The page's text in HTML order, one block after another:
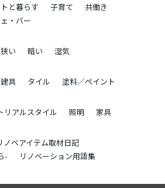
と暮らす 子育て
共働き
・バー
狭い 暗い
湿気
具 タイル
塗料／ペイント
リアルスタイル 照明
家具
ノベアイテム取材日記
-
リノベーション用語集